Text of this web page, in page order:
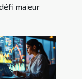
majeur